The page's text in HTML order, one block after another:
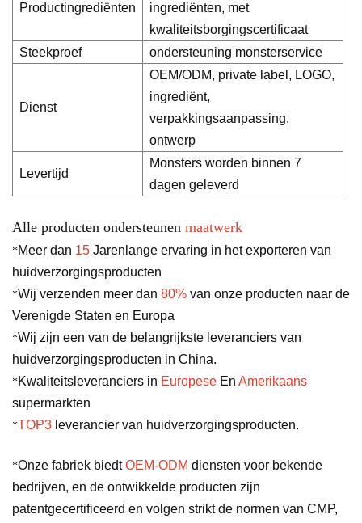
Productingrediënten
ingrediënten, met
kwaliteitsborgingscertificaat
Steekproef
ondersteuning monsterservice
Dienst
OEM/ODM, private label, LOGO,
ingrediënt,
verpakkingsaanpassing,
ontwerp
Levertijd
Monsters worden binnen 7
dagen geleverd
Alle producten ondersteunen maatwerk
*Meer dan 15 Jarenlange ervaring in het exporteren van
huidverzorgingsproducten
*Wij verzenden meer dan 80% van onze producten naar de
Verenigde Staten en Europa
*Wij zijn een van de belangrijkste leveranciers van
huidverzorgingsproducten in China.
*Kwaliteitsleveranciers in Europese En Amerikaans
supermarkten
*TOP3 leverancier van huidverzorgingsproducten.
*Onze fabriek biedtOEM-ODM diensten voor bekende
bedrijven, en de ontwikkelde producten zijn
patentgecertificeerd en volgen strikt de normen van CMP,